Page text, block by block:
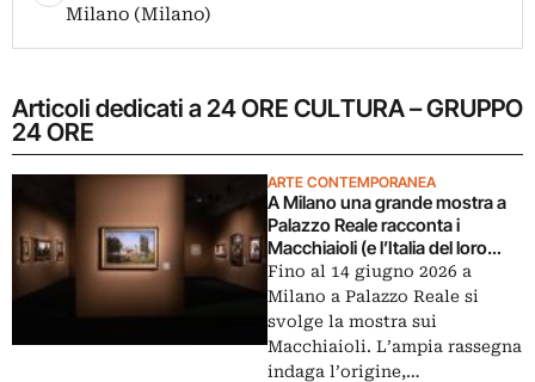
Milano (Milano)
Articoli dedicati a 24 ORE CULTURA – GRUPPO
24 ORE
ARTE CONTEMPORANEA
A Milano una grande mostra a
Palazzo Reale racconta i
Macchiaioli (e l’Italia del loro
tempo)
Fino al 14 giugno 2026 a
Milano a Palazzo Reale si
svolge la mostra sui
Macchiaioli. L’ampia rassegna
indaga l’origine,…